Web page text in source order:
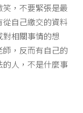
，不要緊張是最
自己繳交的資料
相關事情的想
，反而有自己的
人，不是什麼事